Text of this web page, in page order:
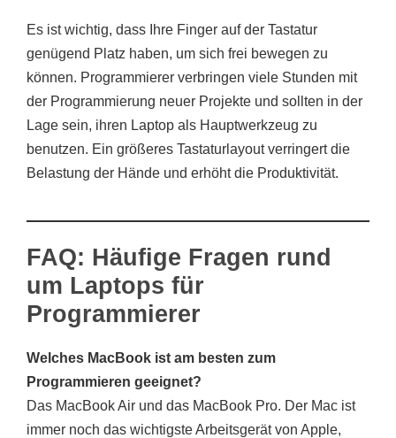
Es ist wichtig, dass Ihre Finger auf der Tastatur
genügend Platz haben, um sich frei bewegen zu
können. Programmierer verbringen viele Stunden mit
der Programmierung neuer Projekte und sollten in der
Lage sein, ihren Laptop als Hauptwerkzeug zu
benutzen. Ein größeres Tastaturlayout verringert die
Belastung der Hände und erhöht die Produktivität.
FAQ: Häufige Fragen rund
um Laptops für
Programmierer
Welches MacBook ist am besten zum
Programmieren geeignet?
Das MacBook Air und das MacBook Pro. Der Mac ist
immer noch das wichtigste Arbeitsgerät von Apple,